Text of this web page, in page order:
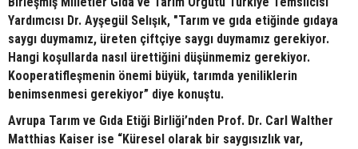
Yardımcısı Dr. Ayşegül Selışık, "Tarım ve gıda etiğinde gıdaya
saygı duymamız, üreten çiftçiye saygı duymamız gerekiyor.
Hangi koşullarda nasıl ürettiğini düşünmemiz gerekiyor.
Kooperatifleşmenin önemi büyük, tarımda yeniliklerin
benimsenmesi gerekiyor” diye konuştu.
Avrupa Tarım ve Gıda Etiği Birliği’nden Prof. Dr. Carl Walther
Matthias Kaiser ise “Küresel olarak bir saygısızlık var,